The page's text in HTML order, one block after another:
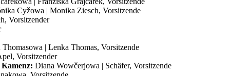
| Zampern
Cyžowa | Monika Ziesch, Vorsitzende
Vorsitzender
Thomasowa | Lenka Thomas, Vorsitzende
Vorsitzender
Diana Wowčerjowa | Schäfer, Vorsitzende